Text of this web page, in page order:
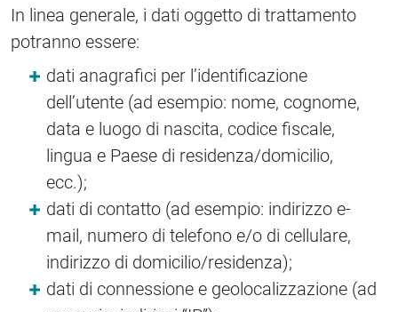
In linea generale, i dati oggetto di trattamento
potranno essere:
dati anagrafici per l’identificazione
dell’utente (ad esempio: nome, cognome,
data e luogo di nascita, codice fiscale,
lingua e Paese di residenza/domicilio,
ecc.);
dati di contatto (ad esempio: indirizzo e-
mail, numero di telefono e/o di cellulare,
indirizzo di domicilio/residenza);
dati di connessione e geolocalizzazione (ad